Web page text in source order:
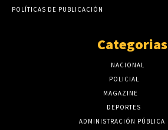
POLÍTICAS DE PUBLICACIÓN
Categorias
NACIONAL
POLICIAL
MAGAZINE
DEPORTES
ADMINISTRACIÓN PÚBLICA